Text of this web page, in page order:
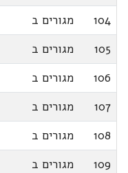
104
מגורים ב
105
מגורים ב
106
מגורים ב
107
מגורים ב
108
מגורים ב
109
מגורים ב